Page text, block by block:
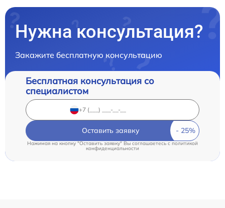
Нужна консультация?
Закажите бесплатную консультацию
Бесплатная консультация со
специалистом
Оставить заявку
Нажимая на кнопку "Оставить заявку" Вы соглашаетесь cполитикой
конфиденциальности